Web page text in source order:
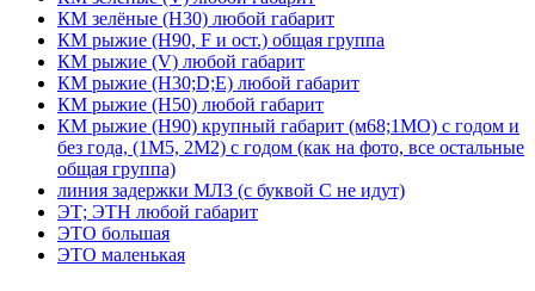
КМ зелёные (Н30) любой габарит
КМ рыжие (H90, F и ост.) общая группа
КМ рыжие (V) любой габарит
КМ рыжие (Н30;D;E) любой габарит
КМ рыжие (Н50) любой габарит
КМ рыжие (Н90) крупный габарит (м68;1МО) с годом и
без года, (1М5, 2М2) с годом (как на фото, все остальные
общая группа)
линия задержки МЛЗ (с буквой С не идут)
ЭТ; ЭТН любой габарит
ЭТО большая
ЭТО маленькая